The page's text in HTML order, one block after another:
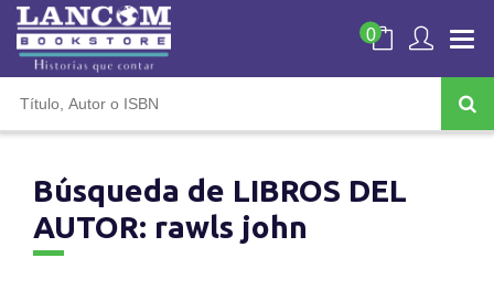
0
Búsqueda de LIBROS DEL
AUTOR: rawls john